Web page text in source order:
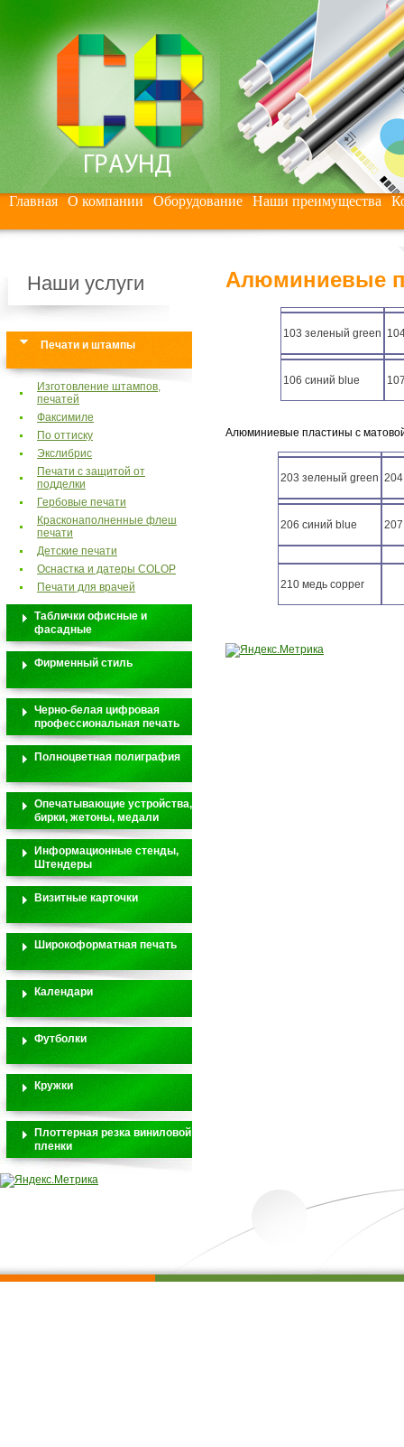
Главная О компании Оборудование Наши преимущества
Алюминиевые
103 зеленый green
106 синий blue
Алюминиевые пластины с
203 зеленый green
206 синий blue
210 медь copper
Наши услуги
Печати и штампы
Изготовление штампов,
печатей
Факсимиле
По оттиску
Экслибрис
Печати с защитой от
подделки
Гербовые печати
Красконаполненные флеш
печати
Детские печати
Оснастка и датеры COLOP
Печати для врачей
Таблички офисные и
фасадные
Фирменный стиль
Черно-белая цифровая
профессиональная печать
Полноцветная полиграфия
Опечатывающие устройства,
бирки, жетоны, медали
Информационные стенды,
Штендеры
Визитные карточки
Широкоформатная печать
Календари
Футболки
Кружки
Плоттерная резка виниловой
пленки